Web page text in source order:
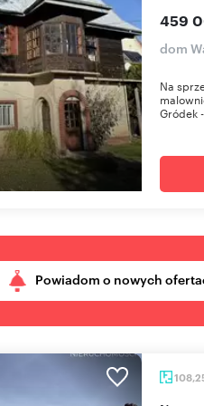
459
dom
Na
Gródek
Powiadom o nowych